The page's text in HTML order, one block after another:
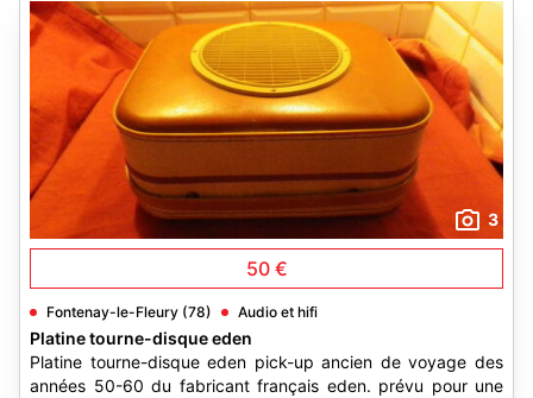
3
50 €
Fontenay-le-Fleury (78) Audio et hifi
Platine tourne-disque eden
Platine tourne-disque eden pick-up ancien de voyage des
années 50-60 du fabricant français eden. prévu pour une